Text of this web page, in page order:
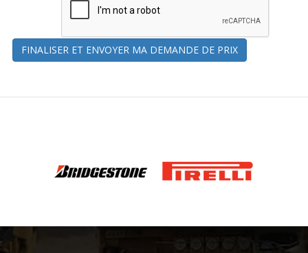
FINALISER ET ENVOYER MA DEMANDE DE PRIX